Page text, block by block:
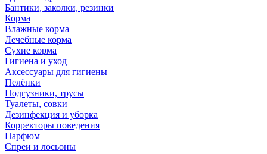
Бантики, заколки, резинки
Корма
Влажные корма
Лечебные корма
Сухие корма
Гигиена и уход
Аксессуары для гигиены
Пелёнки
Подгузники, трусы
Туалеты, совки
Дезинфекция и уборка
Корректоры поведения
Парфюм
Спреи и лосьоны